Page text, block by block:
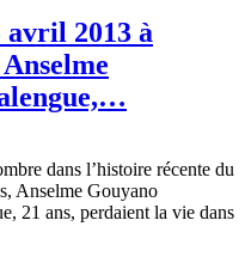
2013 à
dans l’histoire récente du
Anselme Gouyano
21 ans, perdaient la vie dans